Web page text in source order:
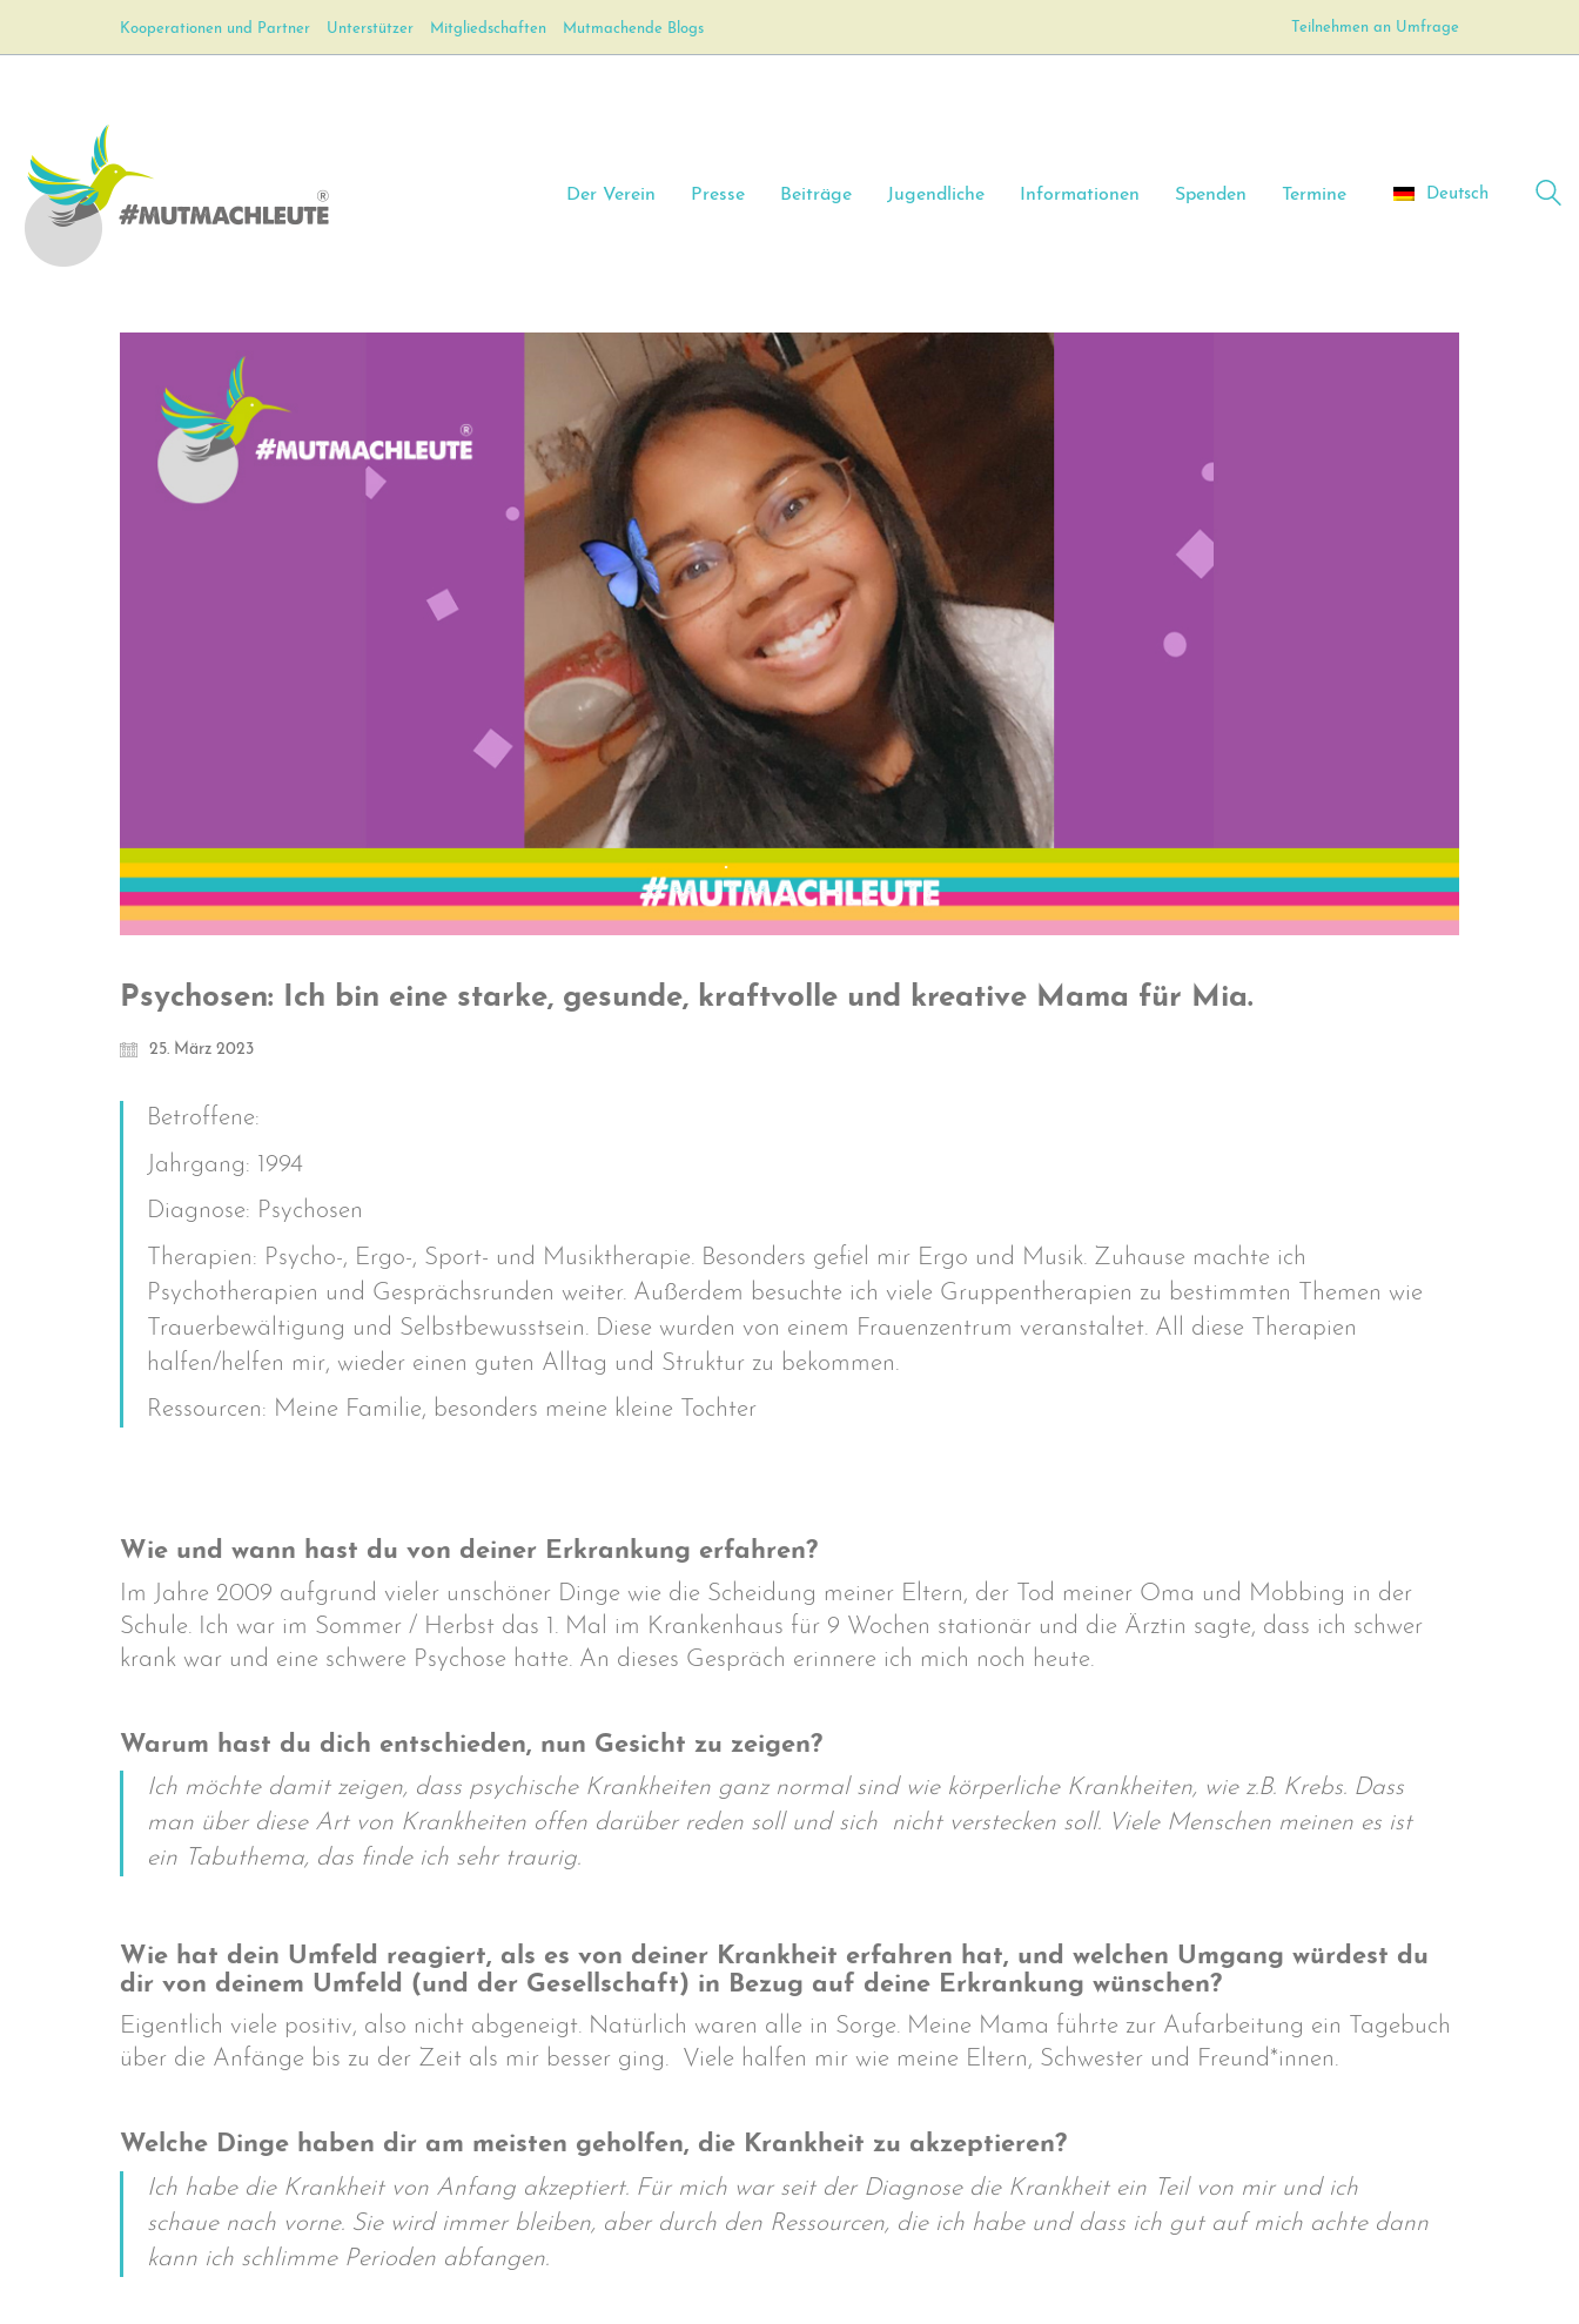
Kooperationen und Partner Unterstützer Mitgliedschaften Mutmachende Blogs Teilnehmen an Umfrage
Der Verein Presse Beiträge Jugendliche Informationen Spenden Termine Deutsch
Psychosen: Ich bin eine starke, gesunde, kraftvolle und kreative Mama für Mia.
25. März 2023
Betroffene:
Jahrgang: 1994
Diagnose: Psychosen
Therapien: Psycho-, Ergo-, Sport- und Musiktherapie. Besonders gefiel mir Ergo und Musik. Zuhause machte ich
Psychotherapien und Gesprächsrunden weiter. Außerdem besuchte ich viele Gruppentherapien zu bestimmten Themen wie
Trauerbewältigung und Selbstbewusstsein. Diese wurden von einem Frauenzentrum veranstaltet. All diese Therapien
halfen/helfen mir, wieder einen guten Alltag und Struktur zu bekommen.
Ressourcen: Meine Familie, besonders meine kleine Tochter
Wie und wann hast du von deiner Erkrankung erfahren?
Im Jahre 2009 aufgrund vieler unschöner Dinge wie die Scheidung meiner Eltern, der Tod meiner Oma und Mobbing in der
Schule. Ich war im Sommer / Herbst das 1. Mal im Krankenhaus für 9 Wochen stationär und die Ärztin sagte, dass ich schwer
krank war und eine schwere Psychose hatte. An dieses Gespräch erinnere ich mich noch heute.
Warum hast du dich entschieden, nun Gesicht zu zeigen?
Ich möchte damit zeigen, dass psychische Krankheiten ganz normal sind wie körperliche Krankheiten, wie z.B. Krebs. Dass
man über diese Art von Krankheiten offen darüber reden soll und sich nicht verstecken soll. Viele Menschen meinen es ist
ein Tabuthema, das finde ich sehr traurig.
Wie hat dein Umfeld reagiert, als es von deiner Krankheit erfahren hat, und welchen Umgang würdest du
dir von deinem Umfeld (und der Gesellschaft) in Bezug auf deine Erkrankung wünschen?
Eigentlich viele positiv, also nicht abgeneigt. Natürlich waren alle in Sorge. Meine Mama führte zur Aufarbeitung ein Tagebuch
über die Anfänge bis zu der Zeit als mir besser ging. Viele halfen mir wie meine Eltern, Schwester und Freund*innen.
Welche Dinge haben dir am meisten geholfen, die Krankheit zu akzeptieren?
Ich habe die Krankheit von Anfang akzeptiert. Für mich war seit der Diagnose die Krankheit ein Teil von mir und ich
schaue nach vorne. Sie wird immer bleiben, aber durch den Ressourcen, die ich habe und dass ich gut auf mich achte dann
kann ich schlimme Perioden abfangen.